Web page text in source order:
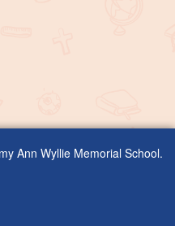
Ann Wyllie Memorial School.